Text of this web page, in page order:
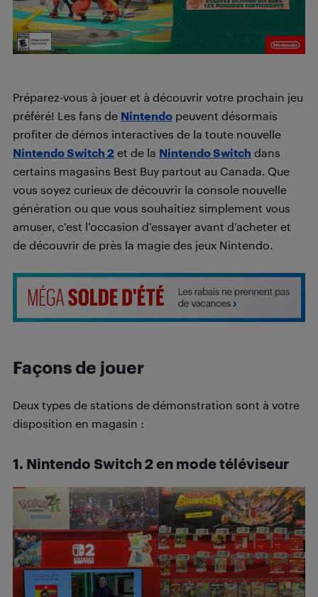
Préparez-vous à jouer et à découvrir votre prochain jeu
préféré! Les fans de Nintendo peuvent désormais
profiter de démos interactives de la toute nouvelle
Nintendo Switch 2 et de la Nintendo Switch dans
certains magasins Best Buy partout au Canada. Que
vous soyez curieux de découvrir la console nouvelle
génération ou que vous souhaitiez simplement vous
amuser, c’est l’occasion d’essayer avant d’acheter et
de découvrir de près la magie des jeux Nintendo.
Façons de jouer
Deux types de stations de démonstration sont à votre
disposition en magasin :
1. Nintendo Switch 2 en mode téléviseur